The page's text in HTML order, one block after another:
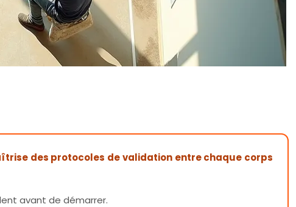
des protocoles de validation entre chaque corps
avant de démarrer.